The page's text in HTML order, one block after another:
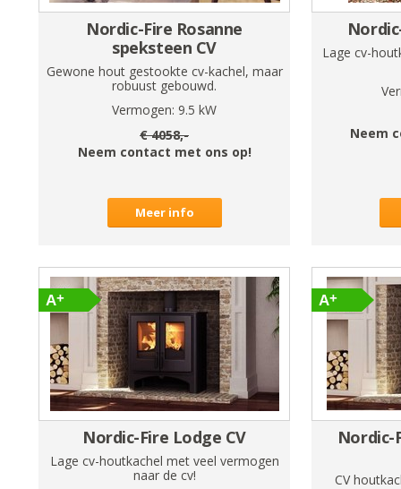
Nordic-Fire Rosanne
speksteen CV
Gewone hout gestookte cv-kachel, maar
robuust gebouwd.
Vermogen: 9.5 kW
€4058,-
Neem contact met ons op!
Meer info
Lage cv-
Neem
Nordic-Fire Lodge CV
Lage cv-houtkachel met veel vermogen
naar de cv!
Nordic-
CV